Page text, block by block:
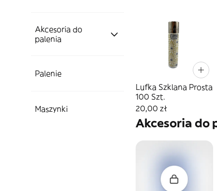
Akcesoria do
palenia
Pojemniki
Papierośnice
Popielniczki i
Palenie
Zioła
Maszynki
Lufka Szklana Prosta
100 Szt.
20,00 zł
Akcesoria do